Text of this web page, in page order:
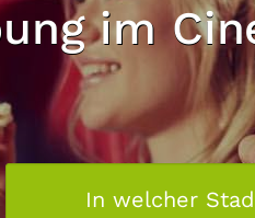
im
In welcher